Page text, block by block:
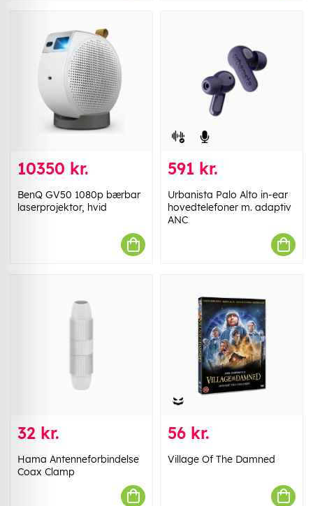
10350 kr.
BenQ GV50 1080p bærbar
laserprojektor, hvid
591 kr.
Urbanista Palo Alto in-ear
hovedtelefoner m. adaptiv
ANC
32 kr.
Hama Antenneforbindelse
Coax Clamp
56 kr.
Village Of The Damned